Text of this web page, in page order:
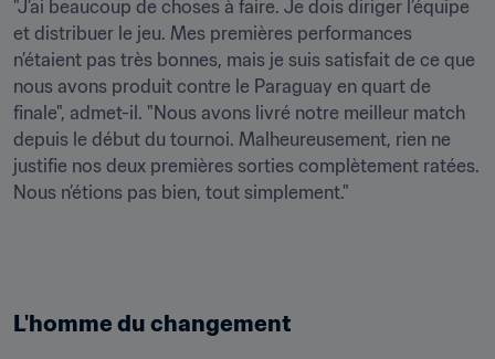
"J’ai beaucoup de choses à faire. Je dois diriger l’équipe
et distribuer le jeu. Mes premières performances
n’étaient pas très bonnes, mais je suis satisfait de ce que
nous avons produit contre le Paraguay en quart de
finale", admet-il. "Nous avons livré notre meilleur match
depuis le début du tournoi. Malheureusement, rien ne
justifie nos deux premières sorties complètement ratées.
Nous n’étions pas bien, tout simplement."
L'homme du changement